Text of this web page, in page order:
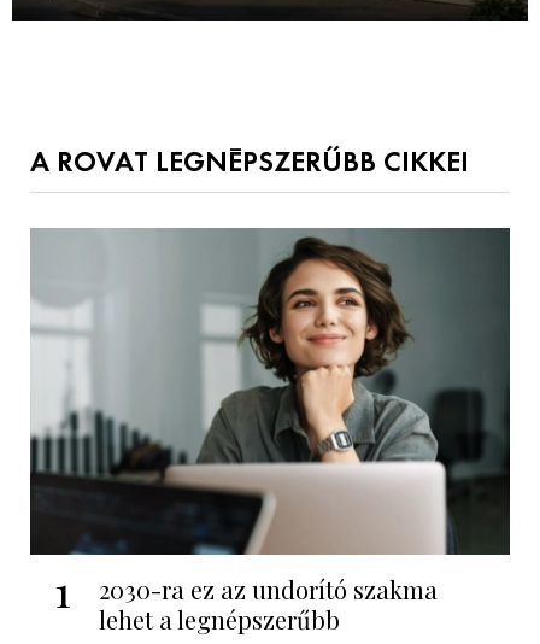
A ROVAT LEGNÉPSZERŰBB CIKKEI
1
2030-ra ez az undorító szakma
lehet a legnépszerűbb